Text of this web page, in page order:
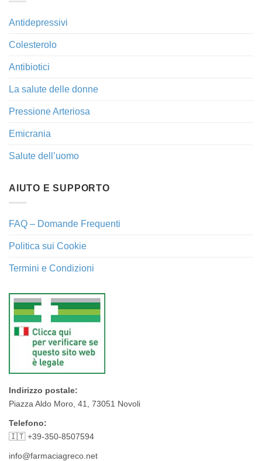
Antidepressivi
Colesterolo
Antibiotici
La salute delle donne
Pressione Arteriosa
Emicrania
Salute dell’uomo
AIUTO E SUPPORTO
FAQ – Domande Frequenti
Politica sui Cookie
Termini e Condizioni
Indirizzo postale:
Piazza Aldo Moro, 41, 73051 Novoli
Telefono:
🇮🇹 +39-350-8507594
info@farmaciagreco.net